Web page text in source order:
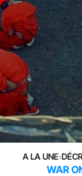
A LA UNE›
WAR